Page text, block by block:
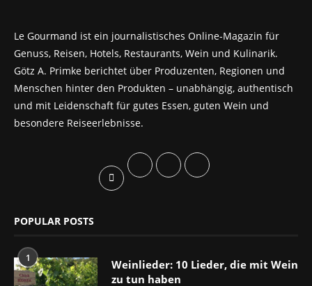
Le Gourmand ist ein journalistisches Online-Magazin für
Genuss, Reisen, Hotels, Restaurants, Wein und Kulinarik.
Götz A. Primke berichtet über Produzenten, Regionen und
Menschen hinter den Produkten – unabhängig, authentisch
und mit Leidenschaft für gutes Essen, guten Wein und
besondere Reiseerlebnisse.
POPULAR POSTS
1
Weinlieder: 10 Lieder, die mit Wein
zu tun haben